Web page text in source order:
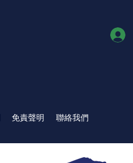
免責聲明 聯絡我們